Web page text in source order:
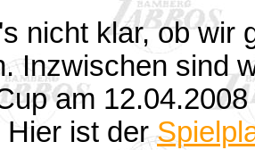
nicht klar, ob wir
Inzwischen sind
am
Hier ist der